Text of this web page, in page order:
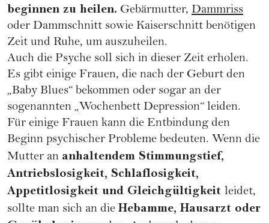
beginnen zu heilen. Gebärmutter, Dammriss
oder Dammschnitt sowie Kaiserschnitt benötigen
Zeit und Ruhe, um auszuheilen.
Auch die Psyche soll sich in dieser Zeit erholen.
Es gibt einige Frauen, die nach der Geburt den
„Baby Blues“ bekommen oder sogar an der
sogenannten „Wochenbett Depression“ leiden.
Für einige Frauen kann die Entbindung den
Beginn psychischer Probleme bedeuten. Wenn die
Mutter an anhaltendem Stimmungstief,
Antriebslosigkeit, Schlaflosigkeit,
Appetitlosigkeit und Gleichgültigkeit leidet,
sollte man sich an die Hebamme, Hausarzt oder